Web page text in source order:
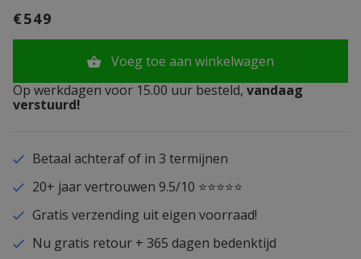
€549
Voeg toe aan winkelwagen
Op werkdagen voor 15.00 uur besteld, vandaag
verstuurd!
Betaal achteraf of in 3 termijnen
20+ jaar vertrouwen 9.5/10 ⭐⭐⭐⭐⭐
Gratis verzending uit eigen voorraad!
Nu gratis retour + 365 dagen bedenktijd